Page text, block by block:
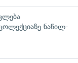
ნაწილ-